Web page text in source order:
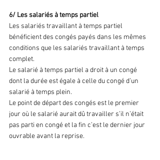
6/ Les salariés à temps partiel
Les salariés travaillant à temps partiel
bénéficient des congés payés dans les mêmes
conditions que les salariés travaillant à temps
complet.
Le salarié à temps partiel a droit à un congé
dont la durée est égale à celle du congé d’un
salarié à temps plein.
Le point de départ des congés est le premier
jour où le salarié aurait dû travailler s’il n’était
pas parti en congé et la fin c’est le dernier jour
ouvrable avant la reprise.